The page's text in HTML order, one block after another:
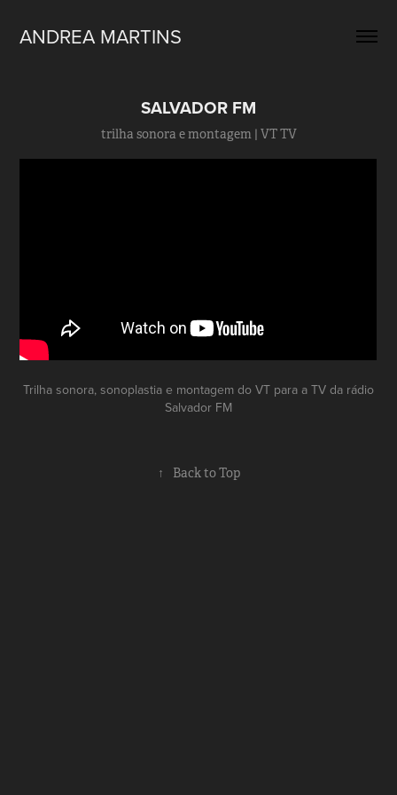
ANDREA MARTINS
SALVADOR FM
trilha sonora e montagem | VT TV
Trilha sonora, sonoplastia e montagem do VT para a TV da rádio
Salvador FM
↑ Back to Top